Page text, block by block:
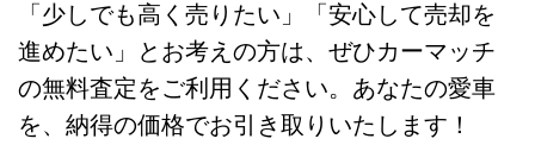
「少しでも高く売りたい」「安心して売却を
進めたい」とお考えの方は、ぜひカーマッチ
の無料査定をご利用ください。あなたの愛車
を、納得の価格でお引き取りいたします！